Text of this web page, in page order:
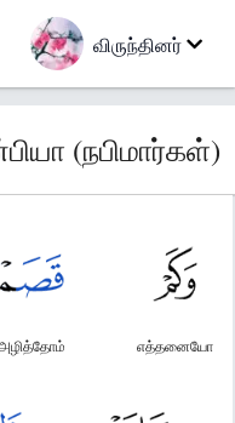
விருந்தினர்
(நபிமார்கள்)
எத்தனையோ